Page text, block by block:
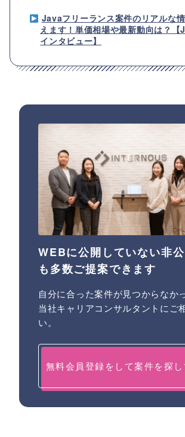
Javaフリーランス案件のリアルな
えます！単価相場や最新動向は？
インタビュー】
WEBに公開していない非
も多数ご提案できます
自分に合った案件が見つからなか
当社キャリアコンサルタントにご
い。
無料会員登録をして案件を探し